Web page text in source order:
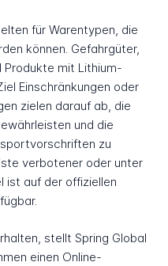
für Warentypen, die
können. Gefahrgüter,
mit Lithium-
Einschränkungen oder
zielen darauf ab, die
und die
zu
verbotener oder unter
ist auf der offiziellen
stellt Spring Global
einen Online-